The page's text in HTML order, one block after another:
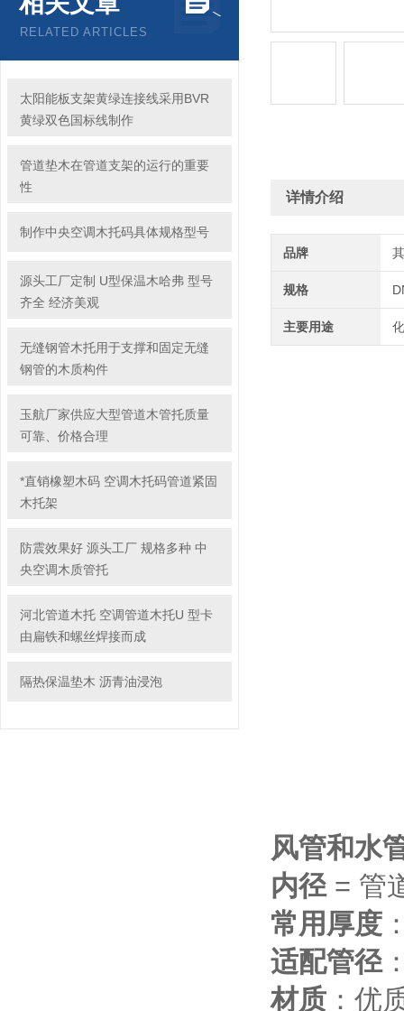
RELATED ARTICLES
太阳能板支架黄绿连接线采用BVR
黄绿双色国标线制作
管道垫木在管道支架的运行的重要
性
制作中央空调木托码具体规格型号
源头工厂定制 U型保温木哈弗 型号
齐全 经济美观
无缝钢管木托用于支撑和固定无缝
钢管的木质构件
玉航厂家供应大型管道木管托质量
可靠、价格合理
*直销橡塑木码 空调木托码管道紧固
木托架
防震效果好 源头工厂 规格多种 中
央空调木质管托
河北管道木托 空调管道木托U 型卡
由扁铁和螺丝焊接而成
隔热保温垫木 沥青油浸泡
详情介绍
品牌
规格
主要用途
风管和水
内径= 管
常用厚度
适配管径
材质 ：优